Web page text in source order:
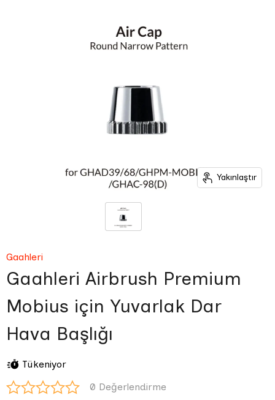
Yakınlaştır
Gaahleri
Gaahleri Airbrush Premium
Mobius için Yuvarlak Dar
Hava Başlığı
Tükeniyor
0 Değerlendirme